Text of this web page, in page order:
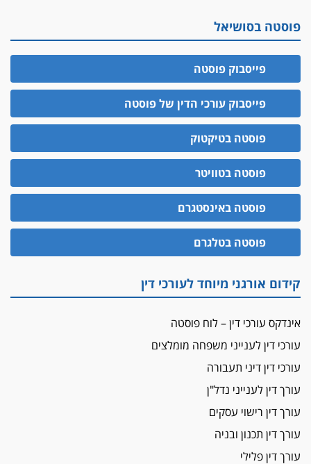
יחסי עו"ד לקוח
עורך דין מהצפון נעצר בחשד להברחת חשיש לעצור
בקישון
עו"ד ליאור קצב הורשע בבית-הדין המשמעתי
בעיכוב כספים ופגיעה בכבוד המקצוע
חודש בלבד לאחר שהופיע בכנס לשכת עורכי הדין,
קצב הורשע
10 מיליון
עורך-דין חשוד בהעלמת הכנסות והתחמקות ממס
רכישה
קטינים בסביבה מנוכרת
"ניכור הורי מכת מדינה": איך מתמודדים עם
ההשלכות ההרסניות של התופעה?
אלה המינויים
נוספים
ראו הוזהרתם
הפרקליטות מקדמת הפללת עורכי דין "קונסילייריז"
בחוק המאבק בארגוני פשיעה
משרות אמון
יו"ר מחוז ת"א משבץ עובדות שלו למינוי דייני בית
הדין למשמעת
האופנוע חזר הביתה
עו"ד גיל פרידמן והרפתקאות אופנוע השטח שלו
פוסטה בסושיאל
פייסבוק פוסטה
פייסבוק עורכי הדין של פוסטה
פוסטה בטיקטוק
פוסטה בטוויטר
פוסטה באינסטגרם
פוסטה בטלגרם
קידום אורגני מיוחד לעורכי דין
אינדקס עורכי דין – לוח פוסטה
עורכי דין לענייני משפחה מומלצים
עורכי דין דיני תעבורה
עורך דין לענייני נדל"ן
עורך דין רישוי עסקים
עורך דין תכנון ובניה
עורך דין פלילי